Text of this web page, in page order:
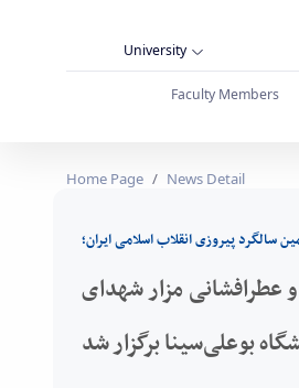
University
Faculty Members
دانشگاه بوعلی سینا همدان
Home Page News Detail
پیروزی انقلاب اسلامی ایران؛
عطرافشانی مزار شهدای
بوعلی‌سینا برگزار شد